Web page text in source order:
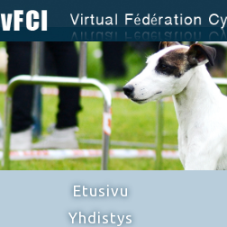
Etusivu
Yhdistys